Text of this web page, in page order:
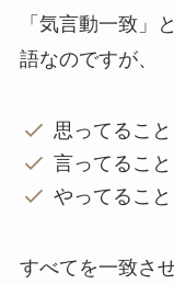
「気言動一致」
語なのですが、
思ってること
言ってること
やってること
すべてを一致さ